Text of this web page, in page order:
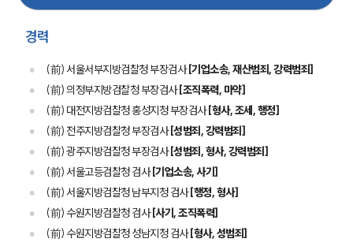
경력
(前) 서울서부지방검찰청 부장검사[기업소송, 재산범죄, 강력범죄]
(前) 의정부지방검찰청 부장검사[조직폭력, 마약]
(前) 대전지방검찰청 홍성지청 부장검사[형사, 조세, 행정]
(前) 전주지방검찰청 부장검사[성범죄, 강력범죄]
(前) 광주지방검찰청 부장검사[성범죄, 형사, 강력범죄]
(前) 서울고등검찰청 검사[기업소송, 사기]
(前) 서울지방검찰청 남부지청 검사[행정, 형사]
(前) 수원지방검찰청 검사[사기, 조직폭력]
(前) 수원지방검찰청 성남지청 검사[형사, 성범죄]